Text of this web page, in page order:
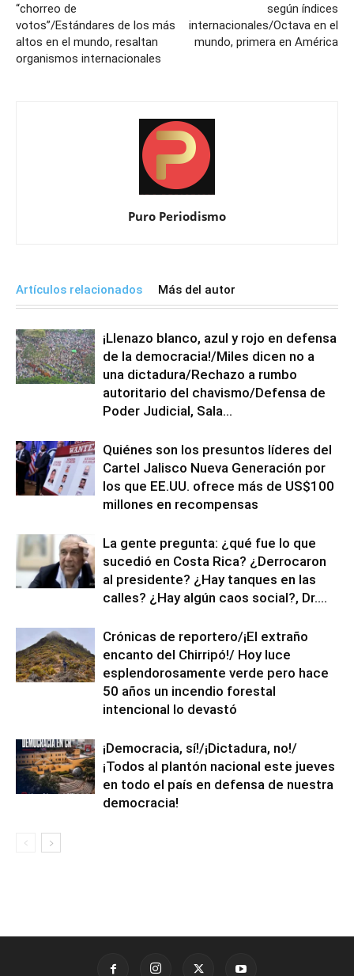
“chorreo de
votos”/Estándares de los más
altos en el mundo, resaltan
organismos internacionales
según índices
internacionales/Octava en el
mundo, primera en América
Puro Periodismo
Artículos relacionados Más del autor
¡Llenazo blanco, azul y rojo en defensa
de la democracia!/Miles dicen no a
una dictadura/Rechazo a rumbo
autoritario del chavismo/Defensa de
Poder Judicial, Sala...
Quiénes son los presuntos líderes del
Cartel Jalisco Nueva Generación por
los que EE.UU. ofrece más de US$100
millones en recompensas
La gente pregunta: ¿qué fue lo que
sucedió en Costa Rica? ¿Derrocaron
al presidente? ¿Hay tanques en las
calles? ¿Hay algún caos social?, Dr....
Crónicas de reportero/¡El extraño
encanto del Chirripó!/ Hoy luce
esplendorosamente verde pero hace
50 años un incendio forestal
intencional lo devastó
¡Democracia, sí!/¡Dictadura, no!/
¡Todos al plantón nacional este jueves
en todo el país en defensa de nuestra
democracia!